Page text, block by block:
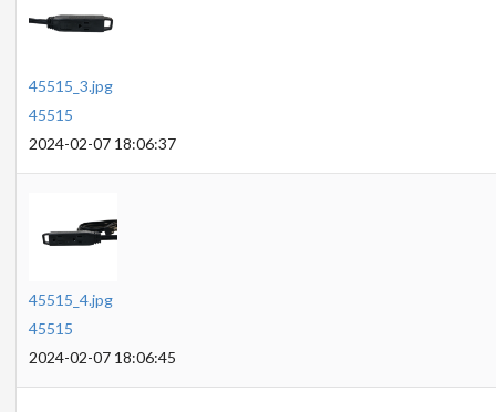
45515_3.jpg
45515
2024-02-07 18:06:37
45515_4.jpg
45515
2024-02-07 18:06:45